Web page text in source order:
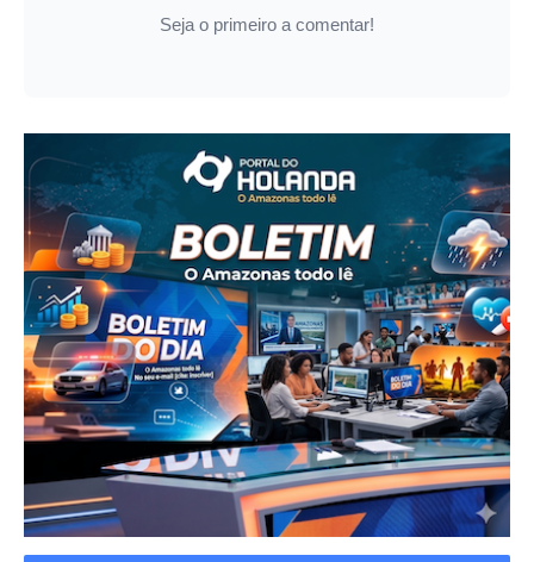
Seja o primeiro a comentar!